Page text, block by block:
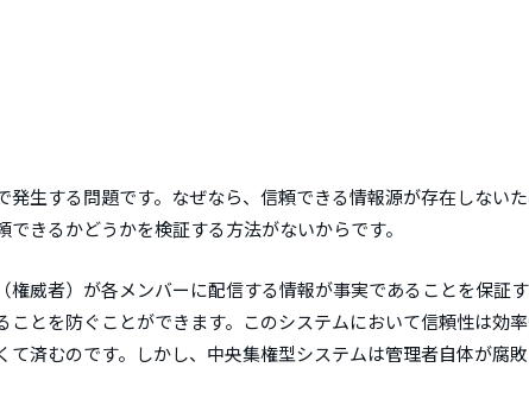
発生する問題です。なぜなら、信頼できる情報源が存在しない
きるかどうかを検証する方法がないからです。
威者）が各メンバーに配信する情報が事実であることを保証
とを防ぐことができます。このシステムにおいて信頼性は効
て済むのです。しかし、中央集権型システムは管理者自体が腐